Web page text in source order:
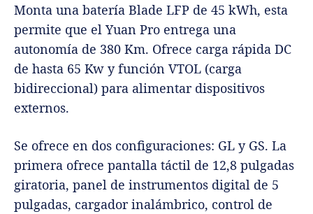
Monta una batería Blade LFP de 45 kWh, esta
permite que el Yuan Pro entrega una
autonomía de 380 Km. Ofrece carga rápida DC
de hasta 65 Kw y función VTOL (carga
bidireccional) para alimentar dispositivos
externos.
Se ofrece en dos configuraciones: GL y GS. La
primera ofrece pantalla táctil de 12,8 pulgadas
giratoria, panel de instrumentos digital de 5
pulgadas, cargador inalámbrico, control de